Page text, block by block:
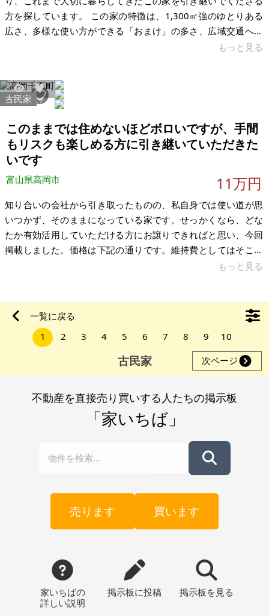
方を探しています。 この家の特徴は、1,300㎡強のゆとりある
広さ、多様な使い方ができる「おまけ」の多さ、広域交通への
アクセスの良さ、そして田園景観に囲まれた良好な環境です。
良い9LDK。この場所の可能性に興味をもってくださる方と直接
お話しできればと思い、家いちばに掲載しました。現在は居住
中ですが、ご購入いただきましたら退去いたします。 立地は、
新東名「森掛川IC」から車
もっと見る
4230 17
古民家
このままでは住めないほどボロいですが、手間
もリスクも楽しめる方に引き継いていただきた
いです
富山県高岡市 11万円
知り合いの会社から引き取ったものの、私自身では使い道が思
いつかず、そのままになっている家です。せっかくなら、どな
たか有効活用していただける方にお譲りできればと思い、今回
掲載しました。価格は下記の通りです。維持費としてはそこま
で重くない印象です。現状のまま、即時引き渡し希望です。 建
「そのまま住めます」という物件ではありません。風呂トイレ
は別ですが、全体的に直しながら使う前提の家になります。駐
車場はありません。ただ、近くに月極駐車場はあります。場所
は高岡の町中。国道8号線が近く、飲食
もっと見る
一覧に戻る
1
2 3 4 5 6 7 8 9 10
古民家 次ページ
不動産を直接売り買いする人たちの掲示板
「家いちば」
売ります 買います
家いちばの
詳しい説明
掲示板に投稿 掲示板 を見る